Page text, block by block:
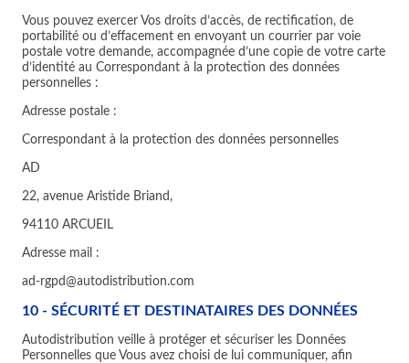
Vous pouvez exercer Vos droits d’accès, de rectification, de
portabilité ou d’effacement en envoyant un courrier par voie
postale votre demande, accompagnée d’une copie de votre carte
d’identité au Correspondant à la protection des données
personnelles :
Adresse postale :
Correspondant à la protection des données personnelles
AD
22, avenue Aristide Briand,
94110 ARCUEIL
Adresse mail :
ad-rgpd@autodistribution.com
10 - SÉCURITÉ ET DESTINATAIRES DES DONNÉES
Autodistribution veille à protéger et sécuriser les Données
Personnelles que Vous avez choisi de lui communiquer, afin